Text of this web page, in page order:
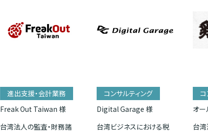
進出支援・会計業務
Freak Out Taiwan 様
台湾法人の監査・財務諸
コンサルティング
Digital Garage 様
台湾ビジネスにおける税
コ
オー
台